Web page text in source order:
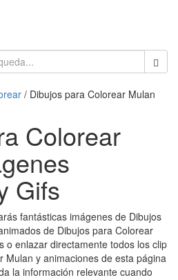
/ Dibujos para Colorear Mulan
Colorear
Gifs
fantásticas imágenes de Dibujos
de Dibujos para Colorear
o enlazar directamente todos los clip
Mulan y animaciones de esta página
la información relevante cuando